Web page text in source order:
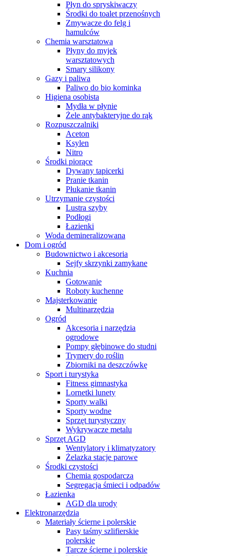
Płyn do spryskiwaczy
Środki do toalet przenośnych
Zmywacze do felg i
hamulców
Chemia warsztatowa
Płyny do myjek
warsztatowych
Smary silikony
Gazy i paliwa
Paliwo do bio kominka
Higiena osobista
Mydła w płynie
Żele antybakteryjne do rąk
Rozpuszczalniki
Aceton
Ksylen
Nitro
Środki piorące
Dywany tapicerki
Pranie tkanin
Płukanie tkanin
Utrzymanie czystości
Lustra szyby
Podłogi
Łazienki
Woda demineralizowana
Dom i ogród
Budownictwo i akcesoria
Sejfy skrzynki zamykane
Kuchnia
Gotowanie
Roboty kuchenne
Majsterkowanie
Multinarzędzia
Ogród
Akcesoria i narzędzia
ogrodowe
Pompy głębinowe do studni
Trymery do roślin
Zbiorniki na deszczówkę
Sport i turystyka
Fitness gimnastyka
Lornetki lunety
Sporty walki
Sporty wodne
Sprzęt turystyczny
Wykrywacze metalu
Sprzęt AGD
Wentylatory i klimatyzatory
Żelazka stacje parowe
Środki czystości
Chemia gospodarcza
Segregacja śmieci i odpadów
Łazienka
AGD dla urody
Elektronarzędzia
Materiały ścierne i polerskie
Pasy taśmy szlifierskie
polerskie
Tarcze ścierne i polerskie